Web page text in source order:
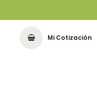
Mi Cotización